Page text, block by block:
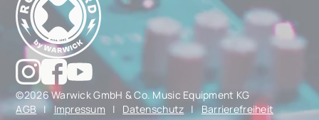
©2026 Warwick GmbH & Co. Music Equipment KG
AGB | Impressum | Datenschutz |
Barrierefreiheit